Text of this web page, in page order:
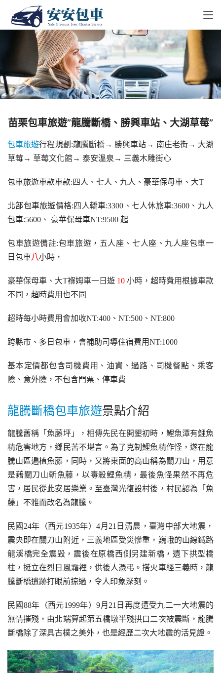
苗栗包車旅遊”龍騰斷橋、勝興車站、大湖草莓”
包車旅遊行程規劃:龍騰斷橋→ 勝興車站→ 南庄老街→ 大湖
草莓→ 草莓文化館→ 泰安溫泉→ 三義木雕街心
包車旅遊車款車款:四人、七人、九人、豪華保母車、大T
北部包車旅遊價格:四人轎車:3300、七人休旅車:3600、九人
包車:5600、 豪華保母車NT:9500 起
包車旅遊備註:包車旅遊，五人座、七人座、九人座包車一
日包車八小時，
豪華保母車、大T褓姆車一日遊 10 小時，超時費用根據車款
不同，超時費用也不同
超時每小時費用會加收NT:400、NT:500、NT:800
跨縣市、多日包車，會補助司導住宿費用NT:1000
基本定價都包含司機費用、油資、過路、司機餐點、乘客
險、意外險，不包含門票、停車費
龍騰斷橋包車旅遊景點介紹
龍騰舊稱「魚藤坪」，相傳先民在開墾初時，鯉魚潭有鯉魚
精危害地方，鄉民苦不堪言。為了克制鯉魚精作怪，遂在龍
騰山區遍植魚藤，同時，又將東面的高山稱為關刀山，用意
是藉關刀山斬魚藤，以毒殺鯉魚精，最後魚怪果然不再危
害，居民從此安居樂業。至臺灣光復設村後，村民認為「魚
藤」不雅而改名為龍騰。
民國24年（西元1935年）4月21日清晨，臺灣中部大地震，
震央即在關刀山附近，三義地區受災慘重，巍峨的山線鐵路
龍溪橋完全震毀，震後在原橋西側另建新橋，遺下拱型橋
柱，挺立在烈日風霜裡，供後人憑弔。搭火車經三義時，龍
騰斷橋遺跡打眼前掠過，令人印象深刻。
民國88年（西元1999年）9月21日再度遭受九二一大地震的
無情摧殘，由北端算起第五橋墩半殘拱口二次被震斷，龍騰
斷橋除了深具古樸之美外，也是經歷二次大地震的活見證。